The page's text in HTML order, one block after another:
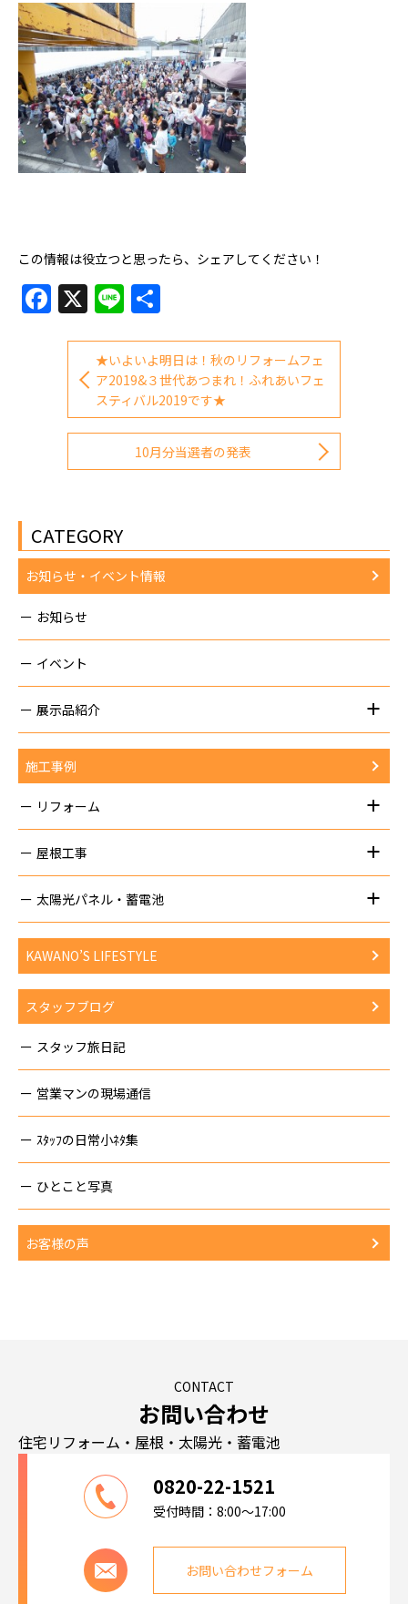
この情報は役立つと思ったら、シェアしてください！
Facebook
X Line
★いよいよ明日は！秋のリフォームフェ
ア2019&３世代あつまれ！ふれあいフェ
スティバル2019です★
10月分当選者の発表
CATEGORY
お知らせ・イベント情報
お知らせ
イベント
展示品紹介
施工事例
リフォーム
屋根工事
太陽光パネル・蓄電池
KAWANO’S LIFESTYLE
スタッフブログ
スタッフ旅日記
営業マンの現場通信
ｽﾀｯﾌの日常小ﾈﾀ集
ひとこと写真
お客様の声
CONTACT
お問い合わせ
住宅リフォーム・屋根・太陽光・蓄電池
0820-22-1521
受付時間：8:00～17:00
お問い合わせフォーム